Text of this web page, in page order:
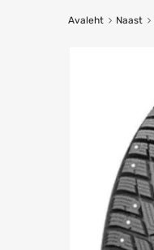
Avaleht Naast